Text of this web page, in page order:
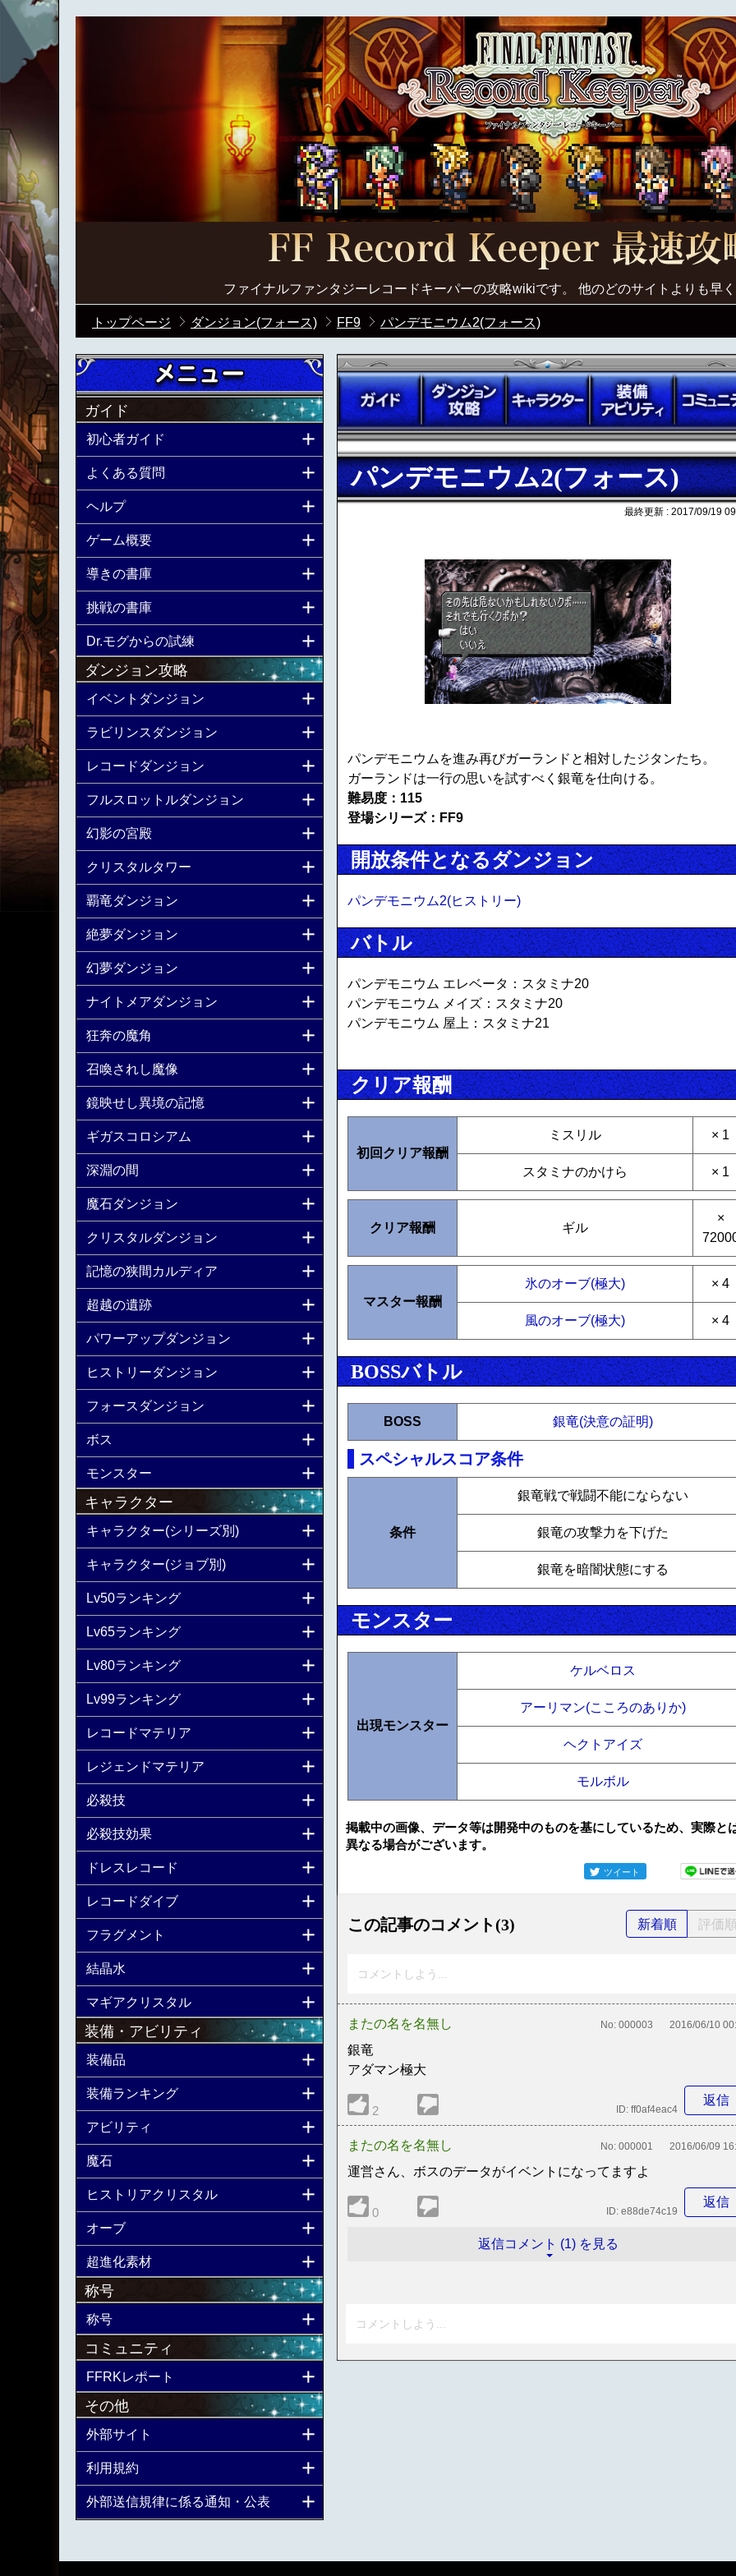
ファイナルファンタジーレコードキーパーの攻略wikiです。 他のどのサイトよりも早
トップページ ダンジョン(フォース) FF9 パンデモニウム2(フォース)
パンデモニウム2(フォース)
最終更新 : 2017/09/19
パンデモニウムを進み再びガーランドと相対したジタンたち。
ガーランドは一行の思いを試すべく銀竜を仕向ける。
難易度：115
登場シリーズ：FF9
開放条件となるダンジョン
パンデモニウム2(ヒストリー)
バトル
パンデモニウム エレベータ：スタミナ20
パンデモニウム メイズ：スタミナ20
パンデモニウム 屋上：スタミナ21
クリア報酬
初回クリア報酬
ミスリル × 1
スタミナのかけら × 1
クリア報酬 ギル
×
マスター報酬
氷のオーブ(極大) × 4
風のオーブ(極大) × 4
BOSSバトル
BOSS 銀竜(決意の証明)
スペシャルスコア条件
条件
銀竜戦で戦闘不能にならない
銀竜の攻撃力を下げた
銀竜を暗闇状態にする
モンスター
出現モンスター
ケルベロス
アーリマン(こころのありか)
ヘクトアイズ
モルボル
掲載中の画像、データ等は開発中のものを基にしているため、実際と
異なる場合がございます。
ツイート
この記事のコメント(3) 新着順 評価
コメントしよう...
またの名を名無し No: 000003 2016/06/10
銀竜
アダマン極大
2
返信
ID: ff0af4eac4
またの名を名無し No: 000001 2016/06/09
運営さん、ボスのデータがイベントになってますよ
0
返信
ID: e88de74c19
返信コメント (1) を見る
コメントしよう...
ガイド
初心者ガイド
よくある質問
ヘルプ
ゲーム概要
導きの書庫
挑戦の書庫
Dr.モグからの試練
ダンジョン攻略
イベントダンジョン
ラビリンスダンジョン
レコードダンジョン
フルスロットルダンジョン
幻影の宮殿
クリスタルタワー
覇竜ダンジョン
絶夢ダンジョン
幻夢ダンジョン
ナイトメアダンジョン
狂奔の魔角
召喚されし魔像
鏡映せし異境の記憶
ギガスコロシアム
深淵の間
魔石ダンジョン
クリスタルダンジョン
記憶の狭間カルディア
超越の遺跡
パワーアップダンジョン
ヒストリーダンジョン
フォースダンジョン
ボス
モンスター
キャラクター
キャラクター(シリーズ別)
キャラクター(ジョブ別)
Lv50ランキング
Lv65ランキング
Lv80ランキング
Lv99ランキング
レコードマテリア
レジェンドマテリア
必殺技
必殺技効果
ドレスレコード
レコードダイブ
フラグメント
結晶水
マギアクリスタル
装備・アビリティ
装備品
装備ランキング
アビリティ
魔石
ヒストリアクリスタル
オーブ
超進化素材
称号
称号
コミュニティ
FFRKレポート
その他
外部サイト
利用規約
外部送信規律に係る通知・公表